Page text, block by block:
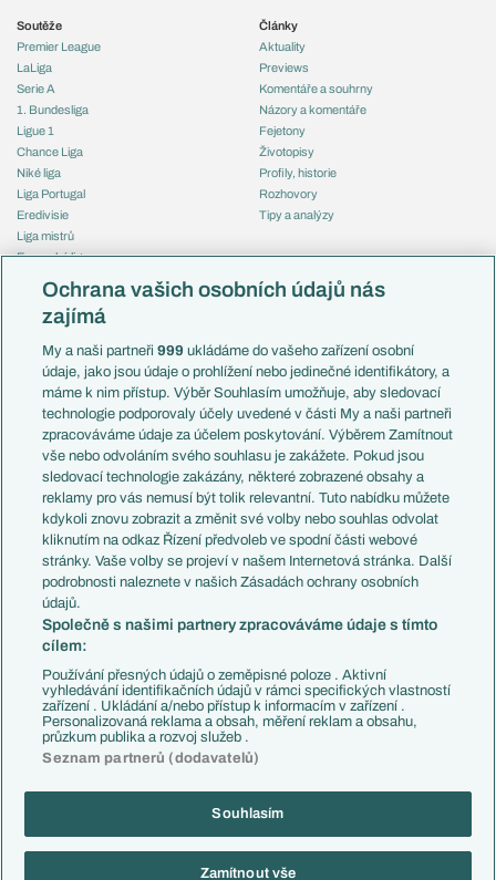
Soutěže
Premier League
LaLiga
Serie A
1. Bundesliga
Ligue 1
Chance Liga
Niké liga
Liga Portugal
Eredivisie
Liga mistrů
Evropská liga
Mistrovství světa
Liga národů
Témata
Představení týmů MS
EuroSkauting
PL v kostce
Evropské koeficienty
Přestupy
Přestupové spekulace
Zranění
Kluby
Arsenal FC
Chelsea FC
Manchester United
AC Milán
Juventus FC
Bayern Mnichov
FC Barcelona
Real Madrid
Články
Aktuality
Previews
Komentáře a souhrny
Názory a komentáře
Fejetony
Životopisy
Profily, historie
Rozhovory
Tipy a analýzy
Česko
Francie
Itálie
Německo
Španělsko
Argentina
Brazílie
Přestupy
Zápasy
Livescore
Tipovací soutěž
Copyright © 2001-2026 EuroFotbal.cz. Využíváme zpravodajství ČTK.
Informace o zpracování osobních údajů
Ochrana vašich osobních údajů nás
zajímá
My a naši partneři999 ukládáme do vašeho zařízení osobní
údaje, jako jsou údaje o prohlížení nebo jedinečné identifikátory, a
máme k nim přístup. Výběr Souhlasím umožňuje, aby sledovací
technologie podporovaly účely uvedené v části My a naši partneři
zpracováváme údaje za účelem poskytování. Výběrem Zamítnout
vše nebo odvoláním svého souhlasu je zakážete. Pokud jsou
sledovací technologie zakázány, některé zobrazené obsahy a
reklamy pro vás nemusí být tolik relevantní. Tuto nabídku můžete
kdykoli znovu zobrazit a změnit své volby nebo souhlas odvolat
kliknutím na odkaz Řízení předvoleb ve spodní části webové
stránky. Vaše volby se projeví v našem Internetová stránka. Další
podrobnosti naleznete v našich Zásadách ochrany osobních
údajů.
Společně s našimi partnery zpracováváme údaje s tímto
cílem:
Používání přesných údajů o zeměpisné poloze . Aktivní
vyhledávání identifikačních údajů v rámci specifických vlastností
zařízení . Ukládání a/nebo přístup k informacím v zařízení .
Personalizovaná reklama a obsah, měření reklam a obsahu,
průzkum publika a rozvoj služeb .
Seznam partnerů (dodavatelů)
Souhlasím
Zamítnout vše